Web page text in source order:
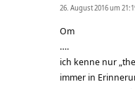
26. August 2016 um
Om
….
ich kenne nur
immer in